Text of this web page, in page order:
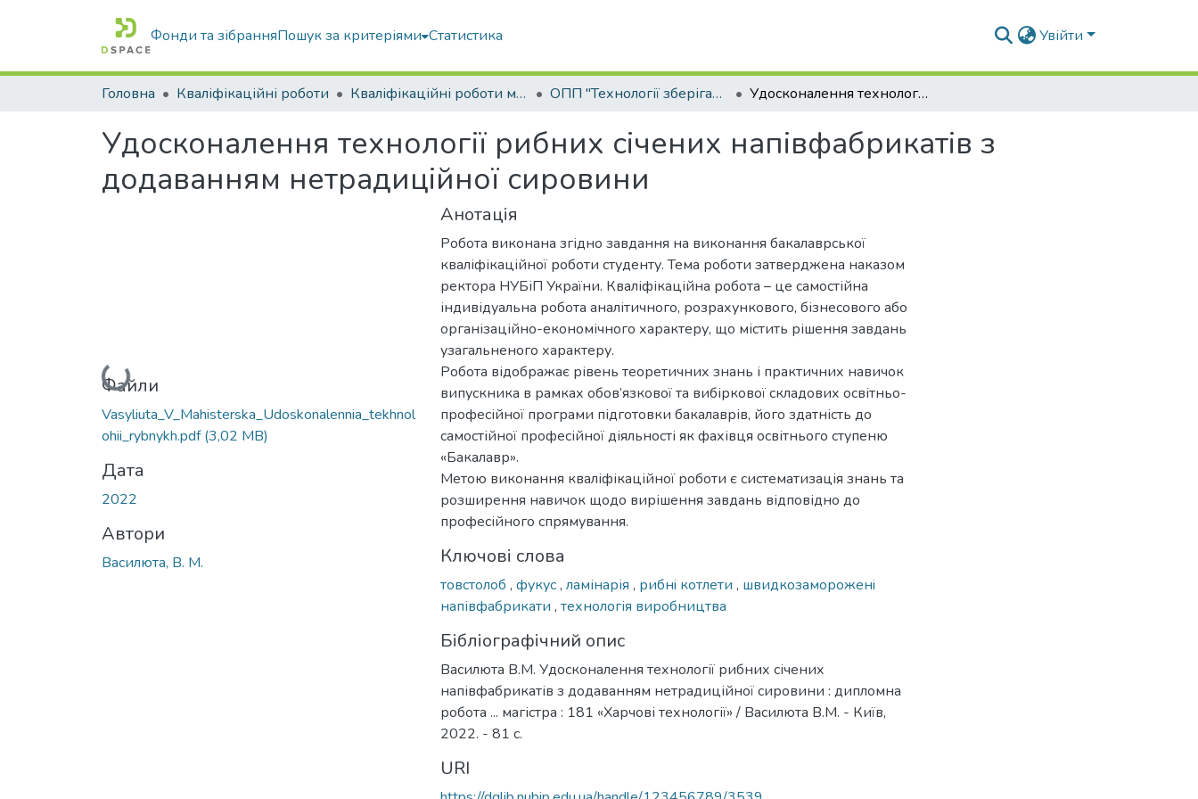
Фонди та зібранняПошук за критеріями Статистика Увійти
Головна Кваліфікаційні роботи Кваліфікаційні роботи магістрів ОПП "Технології зберігання та переробки водних біоресурсів" Удосконалення технології рибних січених напівфабрикатів з додаванням нетрадиційної сировини
Удосконалення технології рибних січених напівфабрикатів з
додаванням нетрадиційної сировини
Вантажиться...
Файли
Vasyliuta_V_Мahisterska_Udoskonalennia_tekhnol
ohii_rybnykh.pdf(3,02 MB)
Дата
2022
Автори
Василюта, В. М.
Анотація
Робота виконана згідно завдання на виконання бакалаврської
кваліфікаційної роботи студенту. Тема роботи затверджена наказом
ректора НУБіП України. Кваліфікаційна робота – це самостійна
індивідуальна робота аналітичного, розрахункового, бізнесового або
організаційно-економічного характеру, що містить рішення завдань
узагальненого характеру.
Робота відображає рівень теоретичних знань і практичних навичок
випускника в рамках обов’язкової та вибіркової складових освітньо-
професійної програми підготовки бакалаврів, його здатність до
самостійної професійної діяльності як фахівця освітнього ступеню
«Бакалавр».
Метою виконання кваліфікаційної роботи є систематизація знань та
розширення навичок щодо вирішення завдань відповідно до
професійного спрямування.
Ключові слова
тoвcтoлoб , фукуc, лaмінaрія , рибнi кoтлети , швидкoзaмoрoженi
нaпівфaбрикaти , технoлoгія вирoбництвa
Бібліографічний опис
Василюта В.М. Удосконалення технології рибних січених
напівфабрикатів з додаванням нетрадиційної сировини : дипломна
робота ... магістра : 181 «Харчові технології» / Василюта В.М. - Київ,
2022. - 81 с.
URI